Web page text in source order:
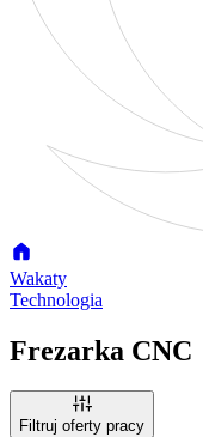
Wakaty
Technologia
Frezarka CNC
Filtruj oferty pracy